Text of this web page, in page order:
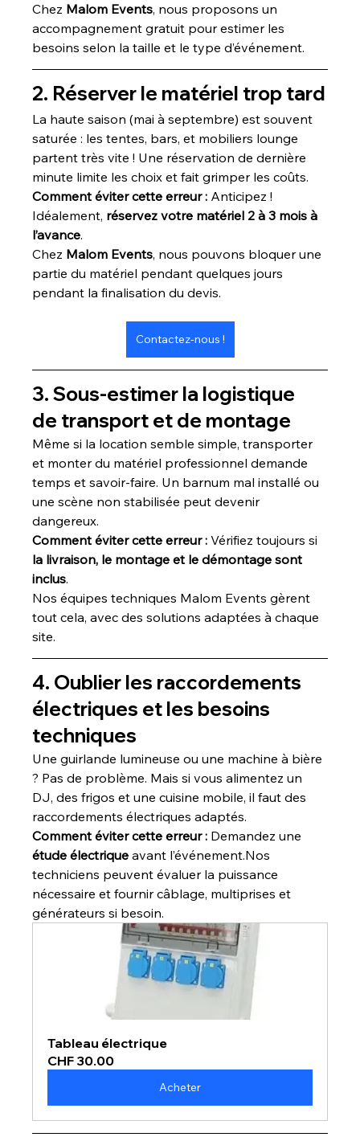
Chez Malom Events, nous proposons un
accompagnement gratuit pour estimer les
besoins selon la taille et le type d’événement.
2. Réserver le matériel trop tard
La haute saison (mai à septembre) est souvent
saturée : les tentes, bars, et mobiliers lounge
partent très vite ! Une réservation de dernière
minute limite les choix et fait grimper les coûts.
Comment éviter cette erreur : Anticipez !
Idéalement, réservez votre matériel 2 à 3 mois à
l’avance.
Chez Malom Events, nous pouvons bloquer une
partie du matériel pendant quelques jours
pendant la finalisation du devis.
Contactez-nous !
3. Sous-estimer la logistique
de transport et de montage
Même si la location semble simple, transporter
et monter du matériel professionnel demande
temps et savoir-faire. Un barnum mal installé ou
une scène non stabilisée peut devenir
dangereux.
Comment éviter cette erreur : Vérifiez toujours si
la livraison, le montage et le démontage sont
inclus.
Nos équipes techniques Malom Events gèrent
tout cela, avec des solutions adaptées à chaque
site.
4. Oublier les raccordements
électriques et les besoins
techniques
Une guirlande lumineuse ou une machine à bière
? Pas de problème. Mais si vous alimentez un
DJ, des frigos et une cuisine mobile, il faut des
raccordements électriques adaptés.
Comment éviter cette erreur : Demandez une
étude électrique avant l’événement.Nos
techniciens peuvent évaluer la puissance
nécessaire et fournir câblage, multiprises et
générateurs si besoin.
Tableau électrique
CHF 30.00
Acheter